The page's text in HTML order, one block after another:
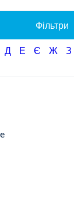
Фільтри
Д Е Є Ж З